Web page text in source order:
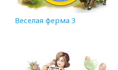
Веселая ферма 3